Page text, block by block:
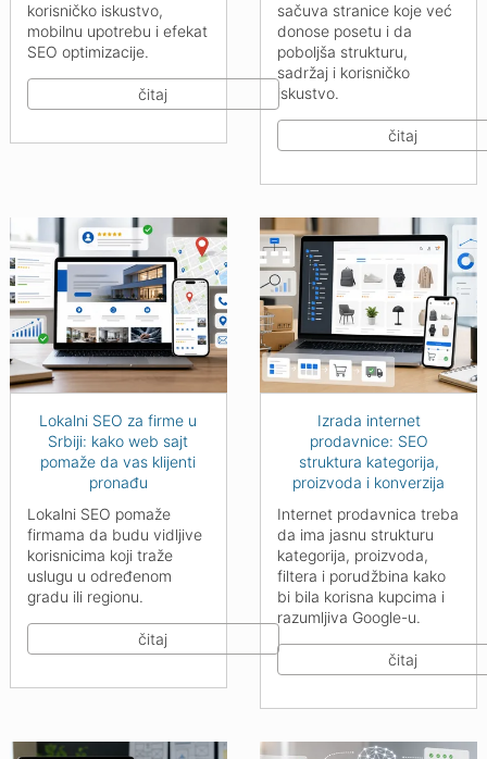
korisničko iskustvo,
mobilnu upotrebu i efekat
SEO optimizacije.
čitaj
sačuva stranice koje već
donose posetu i da
poboljša strukturu,
sadržaj i korisničko
iskustvo.
čitaj
Lokalni SEO za firme u
Srbiji: kako web sajt
pomaže da vas klijenti
pronađu
Lokalni SEO pomaže
firmama da budu vidljive
korisnicima koji traže
uslugu u određenom
gradu ili regionu.
čitaj
Izrada internet
prodavnice: SEO
struktura kategorija,
proizvoda i konverzija
Internet prodavnica treba
da ima jasnu strukturu
kategorija, proizvoda,
filtera i porudžbina kako
bi bila korisna kupcima i
razumljiva Google-u.
čitaj